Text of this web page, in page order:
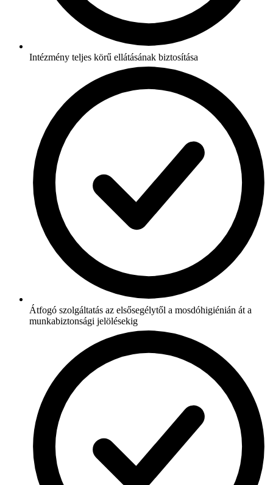
Intézmény teljes körű ellátásának biztosítása
Átfogó szolgáltatás az elsősegélytől a mosdóhigiénián át a
munkabiztonsági jelölésekig